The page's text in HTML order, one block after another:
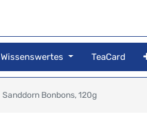
Wissenswertes TeaCard
Sanddorn Bonbons, 120g